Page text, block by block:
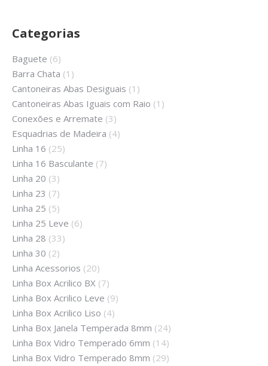
Categorias
Baguete (6)
Barra Chata (1)
Cantoneiras Abas Desiguais (1)
Cantoneiras Abas Iguais com Raio (1)
Conexões e Arremate (3)
Esquadrias de Madeira (4)
Linha 16 (25)
Linha 16 Basculante (7)
Linha 20 (3)
Linha 23 (7)
Linha 25 (5)
Linha 25 Leve (6)
Linha 28 (33)
Linha 30 (2)
Linha Acessorios (20)
Linha Box Acrilico BX (7)
Linha Box Acrilico Leve (9)
Linha Box Acrilico Liso (4)
Linha Box Janela Temperada 8mm (24)
Linha Box Vidro Temperado 6mm (14)
Linha Box Vidro Temperado 8mm (29)